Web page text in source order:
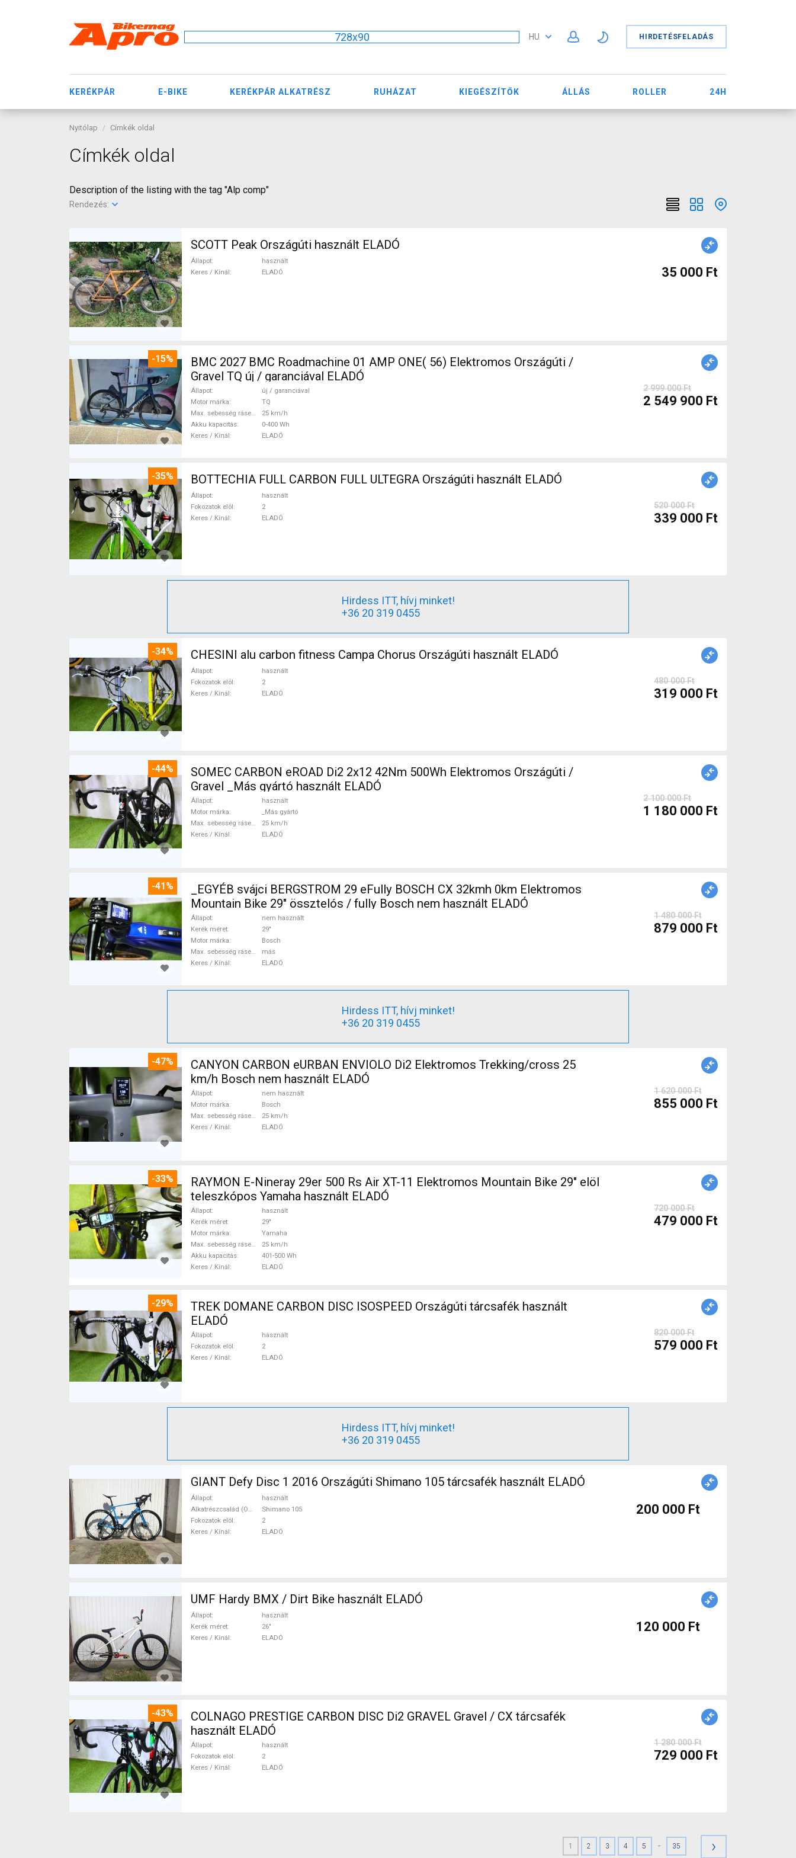
728x90 HU HIRDETÉSFELADÁS
KERÉKPÁR E-BIKE KERÉKPÁR ALKATRÉSZ RUHÁZAT KIEGÉSZÍTŐK ÁLLÁS ROLLER 24H
Nyitólap Címkék oldal
Címkék oldal
Description of the listing with the tag "Alp comp"
Rendezés:
SCOTT Peak Országúti használt ELADÓ
Állapot
használt
Keres / Kínál
ELADÓ 35 000 Ft
-15%
BMC 2027 BMC Roadmachine 01 AMP ONE( 56) Elektromos Országúti /
Gravel TQ új / garanciával ELADÓ
Állapot
új / garanciával
Motor márka
TQ
Max. sebesség rásegítéssel
25 km/h
Akku kapacitás
0-400 Wh
Keres / Kínál
ELADÓ
2 999 000 Ft
2 549 900 Ft
-35% BOTTECHIA FULL CARBON FULL ULTEGRA Országúti használt ELADÓ
Állapot
használt
Fokozatok elöl
2
Keres / Kínál
ELADÓ
520 000 Ft
339 000 Ft
Hirdess ITT, hívj minket!
+36 20 319 0455
-34% CHESINI alu carbon fitness Campa Chorus Országúti használt ELADÓ
Állapot
használt
Fokozatok elöl
2
Keres / Kínál
ELADÓ
480 000 Ft
319 000 Ft
-44%
SOMEC CARBON eROAD Di2 2x12 42Nm 500Wh Elektromos Országúti /
Gravel _Más gyártó használt ELADÓ
Állapot
használt
Motor márka
_Más gyártó
Max. sebesség rásegítéssel
25 km/h
Keres / Kínál
ELADÓ
2 100 000 Ft
1 180 000 Ft
-41%
_EGYÉB svájci BERGSTROM 29 eFully BOSCH CX 32kmh 0km Elektromos
Mountain Bike 29" össztelós / fully Bosch nem használt ELADÓ
Állapot
nem használt
Kerék méret
29"
Motor márka
Bosch
Max. sebesség rásegítéssel
más
Keres / Kínál
ELADÓ
1 480 000 Ft
879 000 Ft
Hirdess ITT, hívj minket!
+36 20 319 0455
-47%
CANYON CARBON eURBAN ENVIOLO Di2 Elektromos Trekking/cross 25
km/h Bosch nem használt ELADÓ
Állapot
nem használt
Motor márka
Bosch
Max. sebesség rásegítéssel
25 km/h
Keres / Kínál
ELADÓ
1 620 000 Ft
855 000 Ft
-33%
RAYMON E-Nineray 29er 500 Rs Air XT-11 Elektromos Mountain Bike 29" elöl
teleszkópos Yamaha használt ELADÓ
Állapot
használt
Kerék méret
29"
Motor márka
Yamaha
Max. sebesség rásegítéssel
25 km/h
Akku kapacitás
401-500 Wh
Keres / Kínál
ELADÓ
720 000 Ft
479 000 Ft
-29%
TREK DOMANE CARBON DISC ISOSPEED Országúti tárcsafék használt
ELADÓ
Állapot
használt
Fokozatok elöl
2
Keres / Kínál
ELADÓ
820 000 Ft
579 000 Ft
Hirdess ITT, hívj minket!
+36 20 319 0455
GIANT Defy Disc 1 2016 Országúti Shimano 105 tárcsafék használt ELADÓ
Állapot
használt
Alkatrészcsalád (Outi)
Shimano 105
Fokozatok elöl
2
Keres / Kínál
ELADÓ
200 000 Ft
UMF Hardy BMX / Dirt Bike használt ELADÓ
Állapot
használt
Kerék méret
26"
Keres / Kínál
ELADÓ
120 000 Ft
-43%
COLNAGO PRESTIGE CARBON DISC Di2 GRAVEL Gravel / CX tárcsafék
használt ELADÓ
Állapot
használt
Fokozatok elöl
2
Keres / Kínál
ELADÓ
1 280 000 Ft
729 000 Ft
1 2 3 4 5 - 35 ›